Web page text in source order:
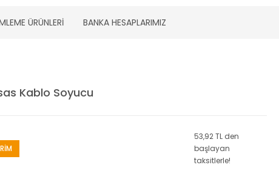
ÜRÜNLERİ BANKA HESAPLARIMIZ
Kablo Soyucu
53,92 TL den
başlayan
taksitlerle!